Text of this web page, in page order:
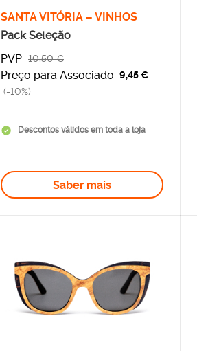
SANTA VITÓRIA – VINHOS
Pack Seleção
PVP 10,50 €
Preço para Associado 9,45 €
(-10%)
Descontos válidos em toda a loja
Saber mais